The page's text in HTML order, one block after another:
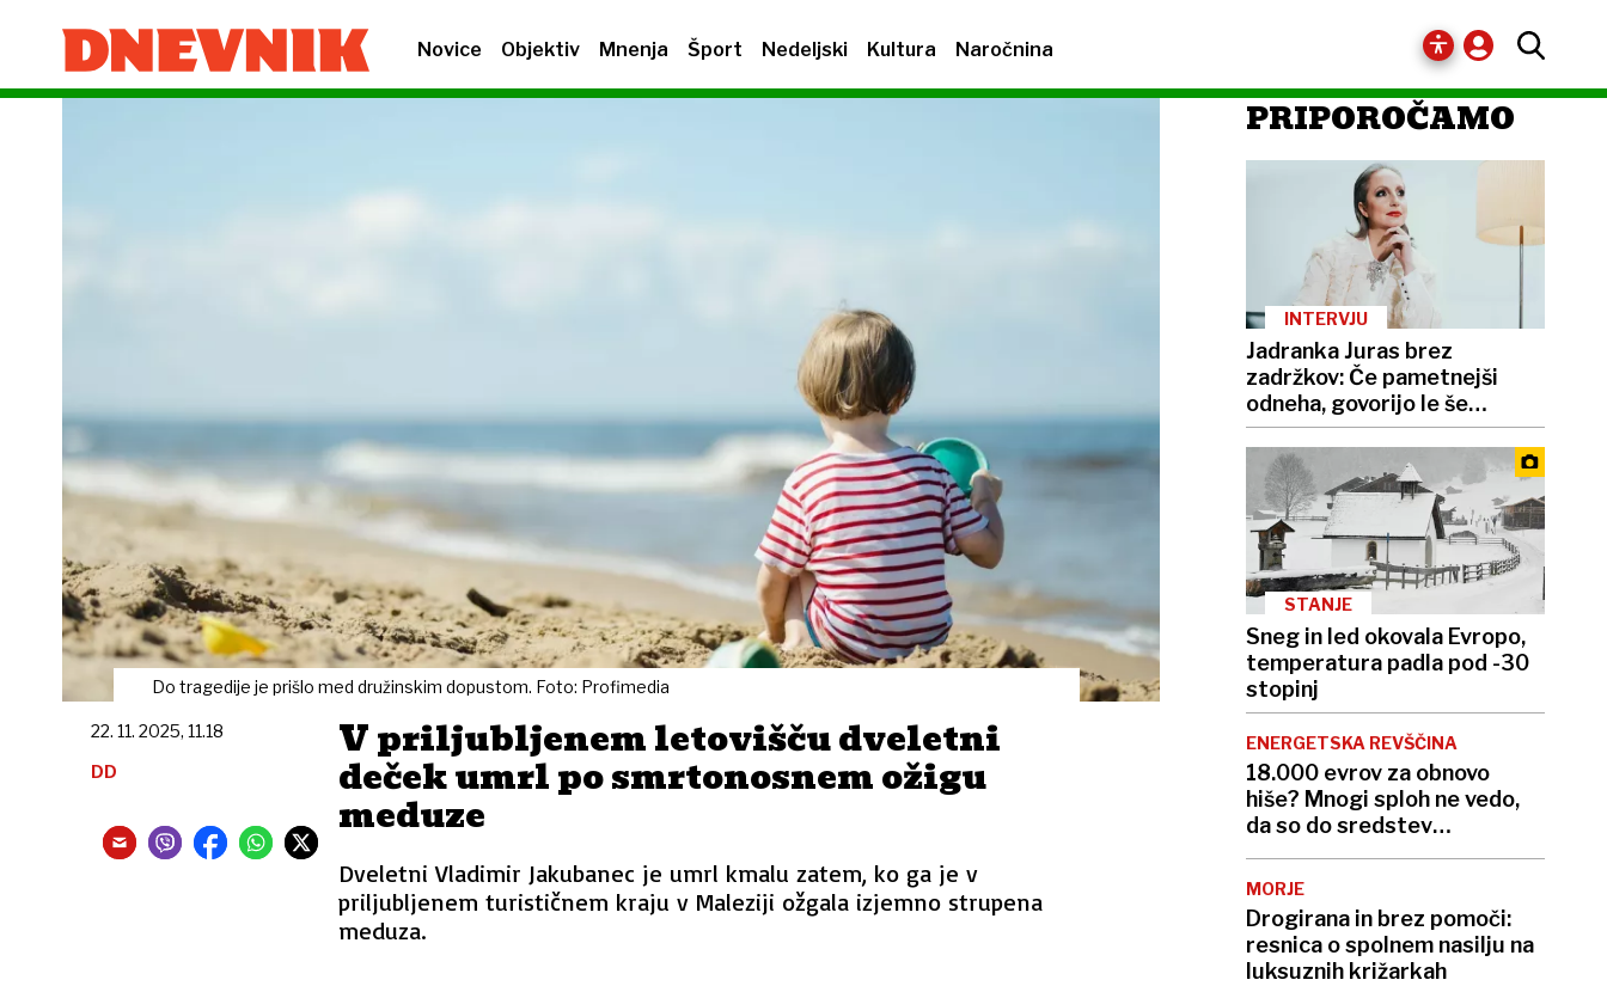
Novice Objektiv Mnenja Šport Nedeljski Kultura Naročnina
Do tragedije je prišlo med družinskim dopustom. Foto: Profimedia
V priljubljenem letovišču dveletni
deček umrl po smrtonosnem ožigu
meduze
Dveletni Vladimir Jakubanec je umrl kmalu zatem, ko ga je v
priljubljenem turističnem kraju v Maleziji ožgala izjemno strupena
meduza.
22. 11. 2025, 11.18
DD
PRIPOROČAMO
INTERVJU
Jadranka Juras brez
zadržkov: Če pametnejši
odneha, govorijo le še
neumni
STANJE
Sneg in led okovala Evropo,
temperatura padla pod -30
stopinj
ENERGETSKA REVŠČINA
18.000 evrov za obnovo
hiše? Mnogi sploh ne vedo,
da so do sredstev
upravičeni
MORJE
Drogirana in brez pomoči:
resnica o spolnem nasilju na
luksuznih križarkah